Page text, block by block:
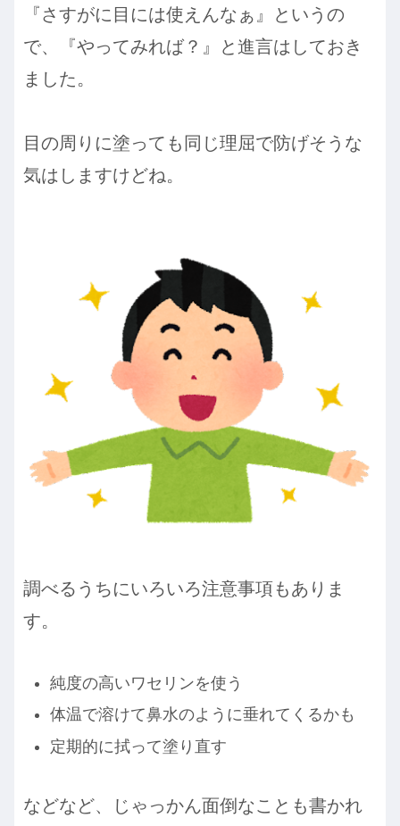
『さすがに目には使えんなぁ』というの
で、『やってみれば？』と進言はしておき
ました。
目の周りに塗っても同じ理屈で防げそうな
気はしますけどね。
調べるうちにいろいろ注意事項もありま
す。
純度の高いワセリンを使う
体温で溶けて鼻水のように垂れてくるかも
定期的に拭って塗り直す
などなど、じゃっかん面倒なことも書かれ